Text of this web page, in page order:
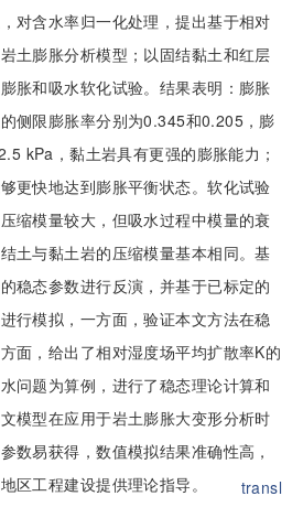
对含水率归一化处理，提出基于相对
土膨胀分析模型；以固结黏土和红层
胀和吸水软化试验。结果表明：膨胀
侧限膨胀率分别为0.345和0.205，膨
kPa，黏土岩具有更强的膨胀能力；
更快地达到膨胀平衡状态。软化试验
缩模量较大，但吸水过程中模量的衰
土与黏土岩的压缩模量基本相同。基
稳态参数进行反演，并基于已标定的
行模拟，一方面，验证本文方法在稳
面，给出了相对湿度场平均扩散率K的
问题为算例，进行了稳态理论计算和
模型在应用于岩土膨胀大变形分析时
数易获得，数值模拟结果准确性高，
区工程建设提供理论指导。
transl